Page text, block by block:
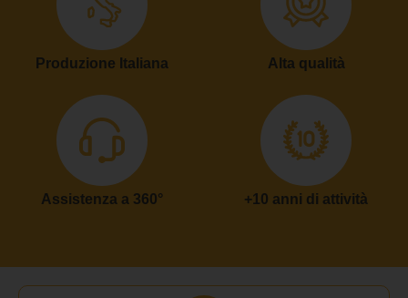
Produzione Italiana Alta qualità
Assistenza a 360° +10 anni di attività